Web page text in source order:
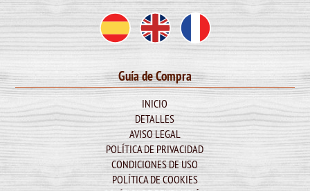
Guía de Compra
INICIO
DETALLES
AVISO LEGAL
POLÍTICA DE PRIVACIDAD
CONDICIONES DE USO
POLÍTICA DE COOKIES